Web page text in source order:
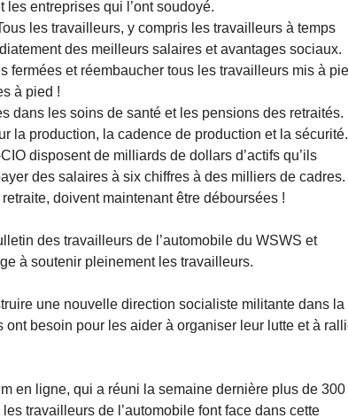
entreprises qui l’ont soudoyé.
les travailleurs, y compris les travailleurs à temps
des meilleurs salaires et avantages sociaux.
fermées et réembaucher tous les travailleurs mis à
à pied !
dans les soins de santé et les pensions des retraités.
la production, la cadence de production et la sécurité.
disposent de milliards de dollars d’actifs qu’ils
des salaires à six chiffres à des milliers de cadres.
doivent maintenant être déboursées !
des travailleurs de l’automobile du WSWS et
à soutenir pleinement les travailleurs.
une nouvelle direction socialiste militante dans la
besoin pour les aider à organiser leur lutte et à
en ligne, qui a réuni la semaine dernière plus de 300
travailleurs de l’automobile font face dans cette